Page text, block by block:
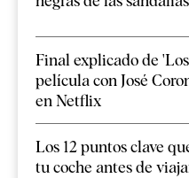
Final explicado de
película con José
en Netflix
Los 12 puntos clave
tu coche antes de